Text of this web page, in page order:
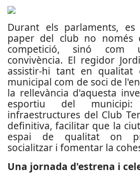
Durant els parlaments,
paper del club no només
competició, sinó
convivència. El regidor
assistir-hi tant en qualitat
municipal com de soci de
la rellevància d'aquesta
esportiu del
infraestructures del Club
definitiva, facilitar que la
espai de qualitat on
socialitzar i fomentar la
Una jornada d'estrena i